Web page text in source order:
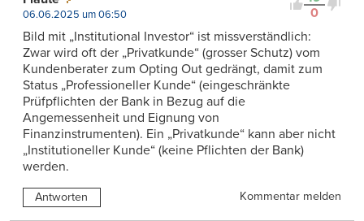
0
06.06.2025 um 06:50
Bild mit „Institutional Investor“ ist missverständlich:
Zwar wird oft der „Privatkunde“ (grosser Schutz) vom
Kundenberater zum Opting Out gedrängt, damit zum
Status „Professioneller Kunde“ (eingeschränkte
Prüfpflichten der Bank in Bezug auf die
Angemessenheit und Eignung von
Finanzinstrumenten). Ein „Privatkunde“ kann aber nicht
„Institutioneller Kunde“ (keine Pflichten der Bank)
werden.
Antworten Kommentar melden